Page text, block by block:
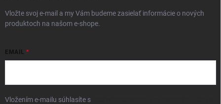
Vložte svoj e-mail a my Vám budeme zasielať informácie o nových
produktoch na našom e-shope.
EMAIL
Vložením e-mailu súhlasíte s